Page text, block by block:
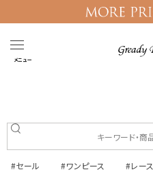
メニュー
#セール #ワンピース #レース